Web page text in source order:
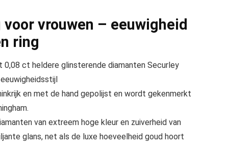
vrouwen – eeuwigheid
ring
0,08 ct heldere glinsterende diamanten Securley
en met de hand gepolijst en wordt gekenmerkt
van extreem hoge kleur en zuiverheid van
glans, net als de luxe hoeveelheid goud hoort